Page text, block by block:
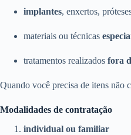
implantes, enxertos,
materiais ou técnicas
tratamentos realizados fora
Quando você precisa de itens não
Modalidades de contratação
individual ou familiar